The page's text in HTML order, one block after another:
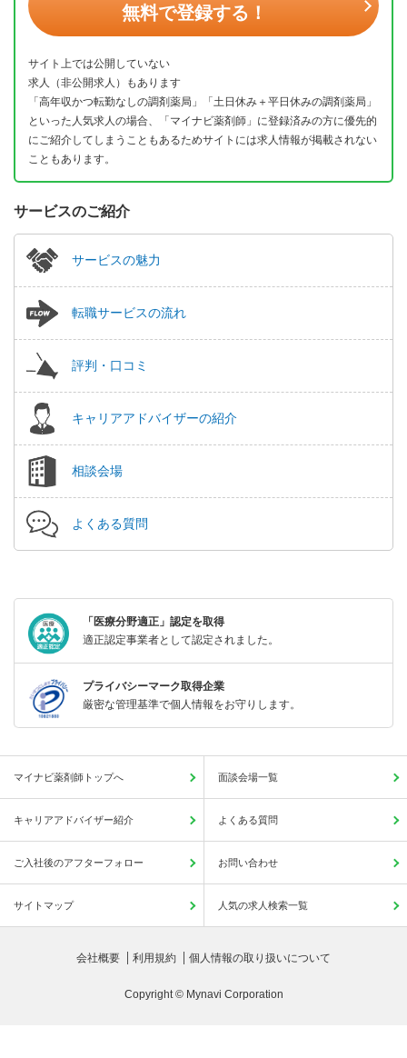
無料で登録する！
サイト上では公開していない
求人（非公開求人）もあります
「高年収かつ転勤なしの調剤薬局」「土日休み＋平日休みの調剤薬局」
といった人気求人の場合、「マイナビ薬剤師」に登録済みの方に優先的
にご紹介してしまうこともあるためサイトには求人情報が掲載されない
こともあります。
サービスのご紹介
サービスの魅力
転職サービスの流れ
評判・口コミ
キャリアアドバイザーの紹介
相談会場
よくある質問
「医療分野適正」認定を取得
適正認定事業者として認定されました。
プライバシーマーク取得企業
厳密な管理基準で個人情報をお守りします。
マイナビ薬剤師トップへ 面談会場一覧
キャリアアドバイザー紹介 よくある質問
ご入社後のアフターフォロー お問い合わせ
サイトマップ 人気の求人検索一覧
会社概要 利用規約 個人情報の取り扱いについて
Copyright © Mynavi Corporation